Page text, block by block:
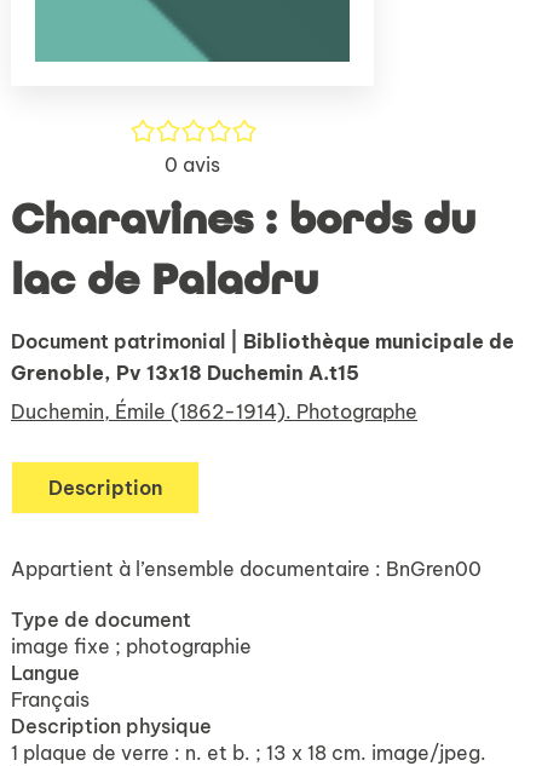
/5
0 avis
Charavines : bords du
lac de Paladru
Document patrimonial
| Bibliothèque municipale de
Grenoble, Pv 13x18 Duchemin A.t15
Duchemin, Émile (1862-1914). Photographe
Description
Appartient à l’ensemble documentaire : BnGren00
Type de document
image fixe ; photographie
Langue
Français
Description physique
1 plaque de verre : n. et b. ; 13 x 18 cm. image/jpeg.